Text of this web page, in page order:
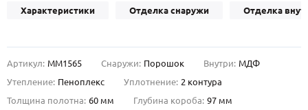
О НАС
Характеристики Отделка снаружи Отделка
Артикул: ММ1565 Снаружи: Порошок Внутри: МДФ
Утепление: Пеноплекс Уплотнение: 2 контура
Толщина полотна: 60 мм Глубина короба: 97 мм